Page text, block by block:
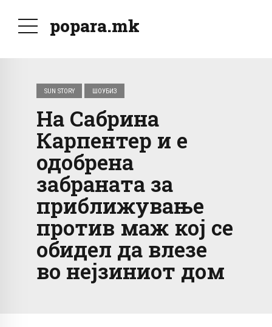
popara.mk
SUN STORY ШОУБИЗ
На Сабрина
Карпентер и е
одобрена
забраната за
приближување
против маж кој се
обидел да влезе
во нејзиниот дом